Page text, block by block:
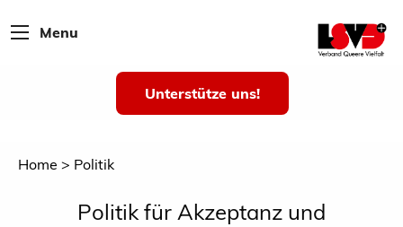
Menu
Unterstütze uns!
Home Politik
Politik für Akzeptanz und